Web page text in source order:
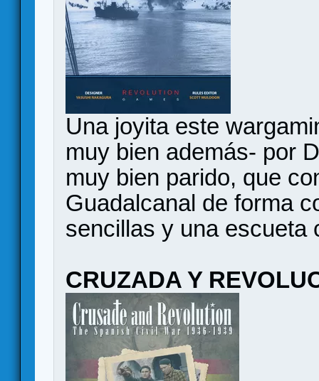
Una joyita este
muy bien además- por
muy bien parido, que
Guadalcanal de forma
sencillas y una escueta
CRUZADA Y